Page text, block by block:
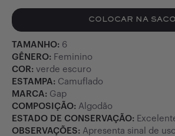
COLOCAR NA
TAMANHO: 6
GÊNERO: Feminino
COR: verde escuro
ESTAMPA: Camuflado
MARCA: Gap
COMPOSIÇÃO: Algodão
ESTADO DE CONSERVAÇÃO:
OBSERVAÇÕES: Apresenta sinal de